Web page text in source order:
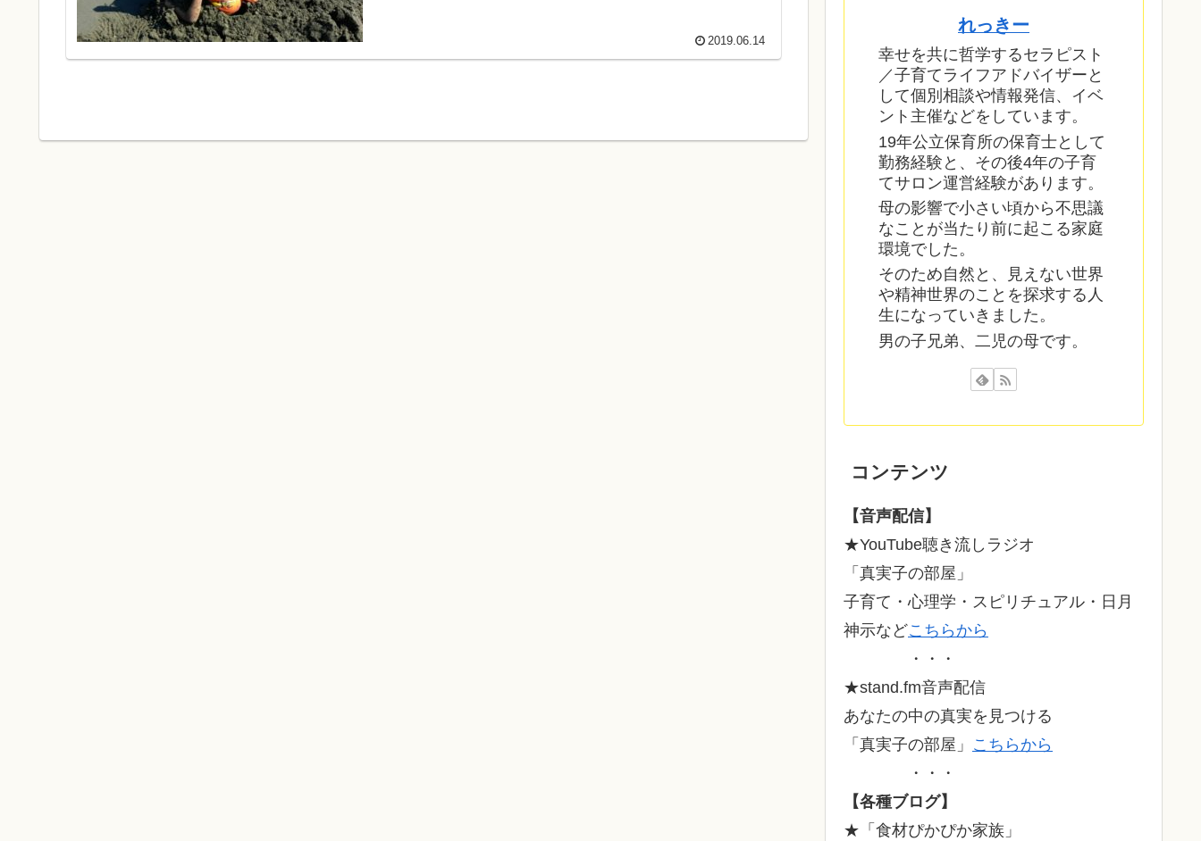
2019.06.14
れっきー
幸せを共に哲学するセラピスト
／子育てライフアドバイザーと
して個別相談や情報発信、イベ
ント主催などをしています。
19年公立保育所の保育士として
勤務経験と、その後4年の子育
てサロン運営経験があります。
母の影響で小さい頃から不思議
なことが当たり前に起こる家庭
環境でした。
そのため自然と、見えない世界
や精神世界のことを探求する人
生になっていきました。
男の子兄弟、二児の母です。
コンテンツ
【音声配信】
★YouTube聴き流しラジオ
「真実子の部屋」
子育て・心理学・スピリチュアル・日月
神示などこちらから
・・・
★stand.fm音声配信
あなたの中の真実を見つける
「真実子の部屋」 こちらから
・・・
【各種ブログ】
★「食材ぴかぴか家族」